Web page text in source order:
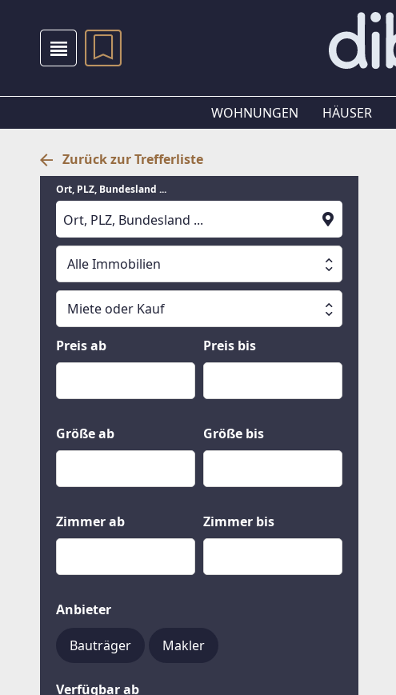
WOHNUNGEN HÄUSER
Zurück zur Trefferliste
Ort, PLZ, Bundesland ...
Suche läuft
Alle Immobilien
Alle Immobilien
Häuser
Grund und Boden
Miete oder Kauf
Miete oder Kauf
Kauf
Preis ab Preis bis
Größe ab Größe bis
Zimmer ab Zimmer bis
Anbieter
Bauträger Makler
Verfügbar ab